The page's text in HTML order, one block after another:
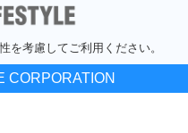
を考慮してご利用ください。
CORPORATION